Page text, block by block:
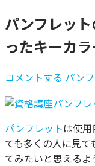
パンフレッ
ったキーカラ
コメントする パン
パンフレットは使
ても多くの人に見
てみたいと思えるよ